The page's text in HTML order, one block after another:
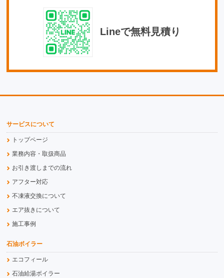
Lineで無料見積り
サービスについて
トップページ
業務内容・取扱商品
お引き渡しまでの流れ
アフター対応
不凍液交換について
エア抜きについて
施工事例
石油ボイラー
エコフィール
石油給湯ボイラー